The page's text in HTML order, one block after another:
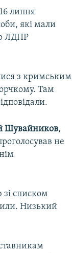
липня
які мали
ЛДПР
з кримським
Там
Шувайников,
не
списком
Низький